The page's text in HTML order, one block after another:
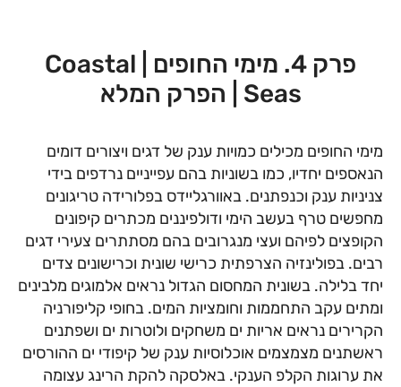
פרק 4. מימי החופים | Coastal
Seas | הפרק המלא
מימי החופים מכילים כמויות ענק של דגים ויצורים דומים
הנאספים יחדיו, כמו בשוניות בהם עפייניים נרדפים בידי
צניניות ענק וכנפתנים. באוורגליידס בפלורידה טריגונים
מחפשים טרף בעשב הימי ודולפיננים מכתרים קיפונים
הקופצים לפיהם ועצי מנגרובים בהם מסתתרים צעירי דגים
רבים. בפולינזיה הצרפתית כרישי שונית וכרישונים צדים
יחד בלילה. בשונית המחסום הגדול נראים אלמוגים מלבינים
ומתים עקב התחממות וחומציות המים. בחופי קליפורניה
הקרירים נראים אריות ים משחקים ולוטרות ים ושפתנים
ראשתנים מצמצמים אוכלוסיות ענק של קיפודי ים ההורסים
את ערוגות הקלפ הענקי. באלסקה להקת הרינג עצומה